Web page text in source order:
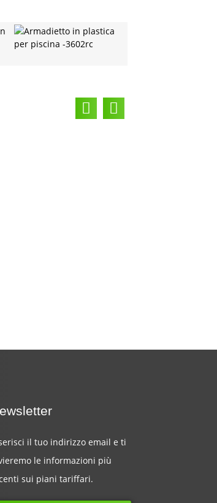
il tuo indirizzo email e ti
le informazioni più
sui piani tariffari.